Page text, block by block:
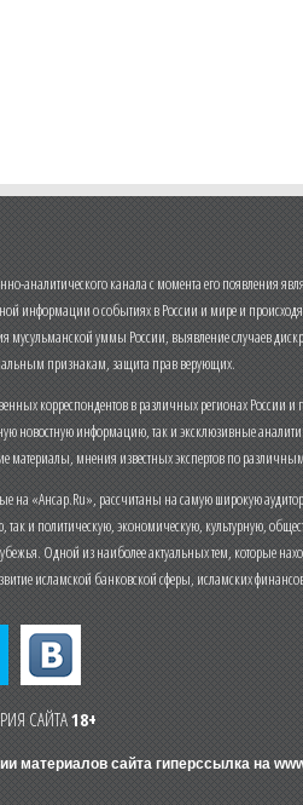
аналитического канала с момента его появления
информации о событиях в России и мире и
мусульманской уммы России, выявление случаев
признакам, защита прав верующих.
корреспондентов в различных регионах России
новостную информацию, так и эксклюзивные
материалы, мнения известных экспертов по
на «Ансар.Ru», рассчитаны на самую широкую
так и политическую, экономическую, культурную,
Одной из наиболее актуальных тем, которые
исламской банковской сферы, исламских
САЙТА18+
материалов сайта гиперссылка на